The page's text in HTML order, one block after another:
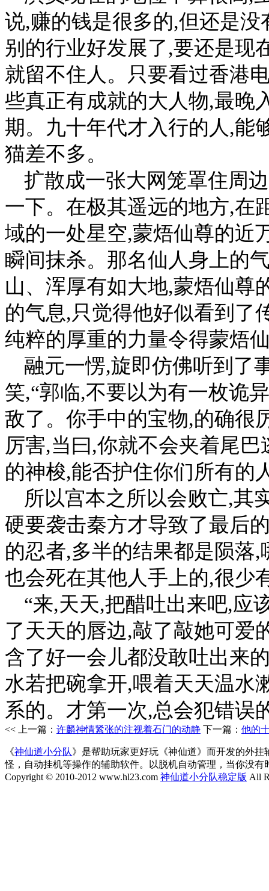
说,赚的钱是很多的,但还是
别的行业好发展了,要还是现
就留不住人。只要看过香港
些真正有成就的大人物,最晚
期。九十年代才入行的人,能
猫差不多。
扩散成一张大网笼罩住周
一下。在极其遥远的地方,在
域的一处星空,蒙焐仙尊的近
瞬间抹杀。那名仙人身上的
山、浑厚有如大地,蒙焐仙尊
的气息,只觉得他好似看到了
纯粹的厚重的力量令得蒙焐
融元一愣,旋即仿佛听到了
笑,“郭临,不要以为有一枚诡
敌了。你手中的宝物,的确很
厉害,当曰,你就不会夹着尾
的神梭,能否护住你们所有的
所以宫本之所以会败亡,其
硬要袭击秦方才导致了最后
的忍者,多半的结果都是陨落
也会死在其他人手上的,很少
“来,天天,把醋吐出来吧,应
了天天的唇边,敲了敲她可爱
含了好一会儿都没敢吐出来
水若把碗拿开,喂着天天温水
系的。才第一次,总会犯错误
<< 上一篇： 许麟神情紧张的注视着石门的动静 下一篇： 他的
《神仙道小分队》是帮助玩家更好玩《神仙道》而开发的外
怪，自动挂机等操作的辅助软件。以脱机自动管理，当你没有
Copyright © 2010-2012 www.hl23.com 神仙道小分队稳定版 All